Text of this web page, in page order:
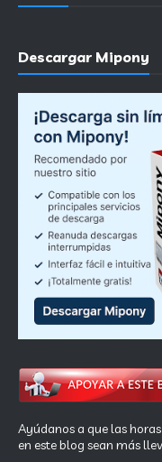
Descargar Mipony
Ayúdanos a que las
en este blog sean más